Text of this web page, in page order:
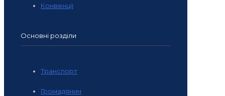
Конвенції
Основні розділи
Транспорт
Громадянин